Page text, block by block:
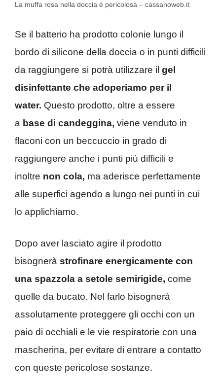
La muffa rosa nella doccia è pericolosa – cassanoweb.it
Se il batterio ha prodotto colonie lungo il
bordo di silicone della doccia o in punti difficili
da raggiungere si potrà utilizzare il gel
disinfettante che adoperiamo per il
water. Questo prodotto, oltre a essere
a base di candeggina, viene venduto in
flaconi con un beccuccio in grado di
raggiungere anche i punti più difficili e
inoltre non cola, ma aderisce perfettamente
alle superfici agendo a lungo nei punti in cui
lo applichiamo.
Dopo aver lasciato agire il prodotto
bisognerà strofinare energicamente con
una spazzola a setole semirigide, come
quelle da bucato. Nel farlo bisognerà
assolutamente proteggere gli occhi con un
paio di occhiali e le vie respiratorie con una
mascherina, per evitare di entrare a contatto
con queste pericolose sostanze.